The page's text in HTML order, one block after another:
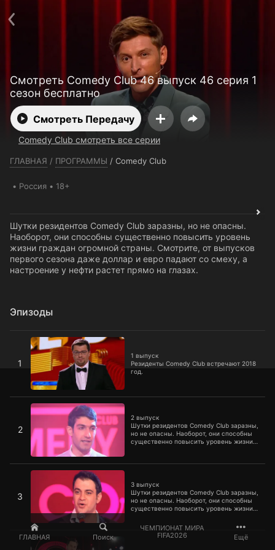
ГЛАВНАЯ Поиск
ЧЕМПИОНАТ МИРА
FIFA2026
Ещё
Смотреть Comedy Club 46 выпуск 46 серия 1
сезон бесплатно
Смотреть Передачу
Comedy Club смотреть все серии
ГЛАВНАЯ / ПРОГРАММЫ / Comedy Club
Россия 18+
Шутки резидентов Comedy Club заразны, но не опасны.
Наоборот, они способны существенно повысить уровень
жизни граждан огромной страны. Смотрите, от выпусков
первого сезона даже доллар и евро падают со смеху, а
настроение у нефти растет прямо на глазах.
Эпизоды
1
1 выпуск
Резиденты Comedy Club встречают 2018
год.
1 выпуск
2
2 выпуск
Шутки резидентов Comedy Club заразны,
но не опасны. Наоборот, они способны
существенно повысить уровень жизни
евро падают со смеху, а настроение у
2 выпуск
3
3 выпуск
Шутки резидентов Comedy Club заразны,
но не опасны. Наоборот, они способны
существенно повысить уровень жизни
выпусков первого сезона даже доллар и
евро падают со смеху, а настроение у
нефти растет прямо на глазах.
3 выпуск
4 выпуск
Пользовательское соглашение
Политика конфиденциальности
Открыть приложение